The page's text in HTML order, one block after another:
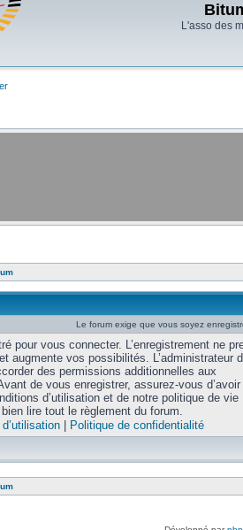
L'asso des
Le forum exige que vous soyez
pour vous connecter. L’enregistrement ne
augmente vos possibilités. L’administrateur
des permissions additionnelles aux
de vous enregistrer, assurez-vous
d’utilisation et de notre politique de vie
lire tout le règlement du forum.
Politique de confidentialité